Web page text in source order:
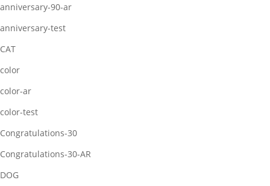
anniversary-90-ar
anniversary-test
CAT
color
color-ar
color-test
Congratulations-30
Congratulations-30-AR
DOG